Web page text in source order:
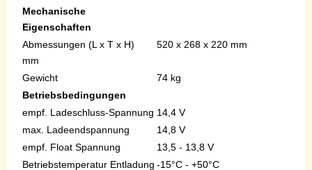
Mechanische
Eigenschaften
Abmessungen (L x T x H)
mm
520 x 268 x 220 mm
Gewicht
74 kg
Betriebsbedingungen
empf. Ladeschluss-Spannung 14,4 V
max. Ladeendspannung
14,8 V
empf. Float Spannung
13,5 - 13,8 V
Betriebstemperatur Entladung -15°C - +50°C